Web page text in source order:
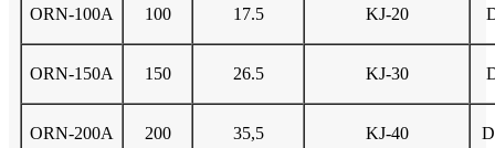
ORN-100A 100 17.5 KJ-20
ORN-150A 150 26.5 KJ-30
ORN-200A 200 35,5 KJ-40